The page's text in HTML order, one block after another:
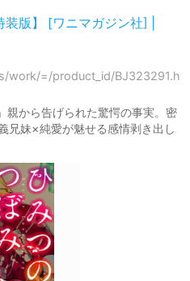
版】 [ワニマガジン社] |
work/=/product_id/BJ323291.h
親から告げられた驚愕の事実。密
兄妹×純愛が魅せる感情剥き出し